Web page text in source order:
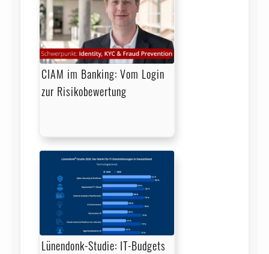
CIAM im Banking: Vom Login
zur Risikobewertung
Lünendonk-Studie: IT-Budgets